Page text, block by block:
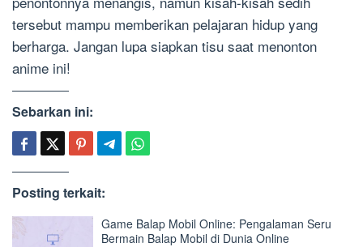
tersebut mampu memberikan pelajaran hidup yang
berharga. Jangan lupa siapkan tisu saat menonton
anime ini!
Sebarkan ini:
Posting terkait:
Game Balap Mobil Online: Pengalaman Seru
Bermain Balap Mobil di Dunia Online